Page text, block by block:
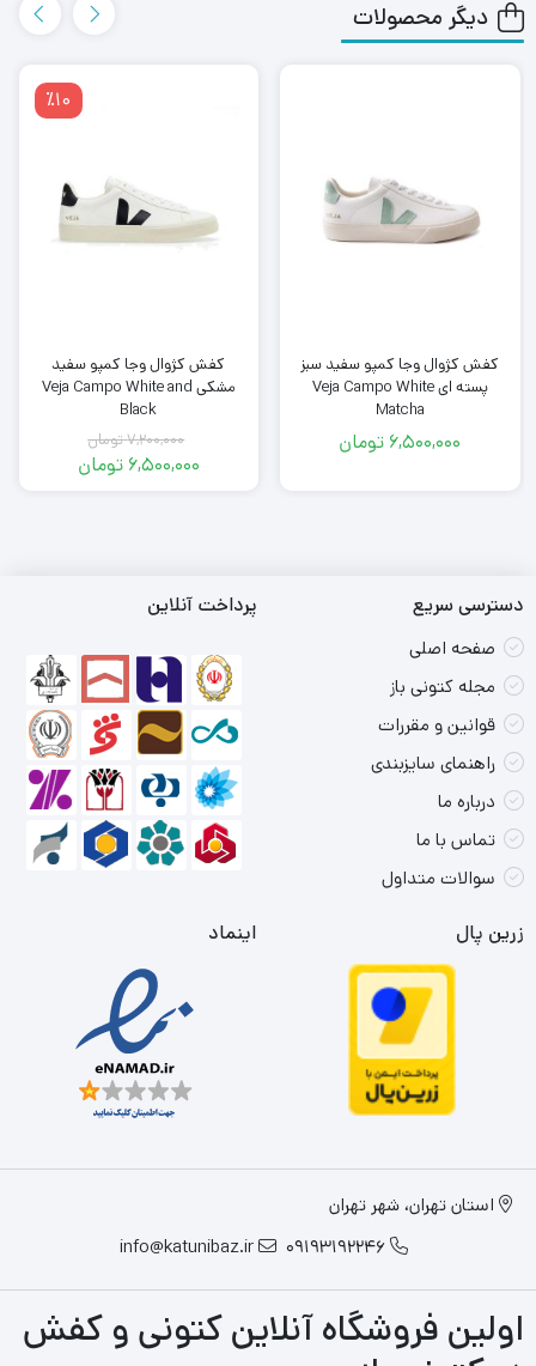
دیگر محصولات
کفش کژوال وجا کمپو سفید سبز
پسته ای Veja Campo White
Matcha
6,500,000 تومان
٪10
کفش کژوال وجا کمپو سفید
مشکی Veja Campo White and
Black
7,200,000تومان
قیمت6,500,000 تومان
دسترسی سریع
صفحه اصلی
مجله کتونی باز
قوانین و مقررات
راهنمای سایزبندی
درباره ما
تماس با ما
سوالات متداول
پرداخت آنلاین
زرین پال اینماد
استان تهران، شهر تهران
09193192246
info@katunibaz.ir
اولین فروشگاه آنلاین کتونی و کفش